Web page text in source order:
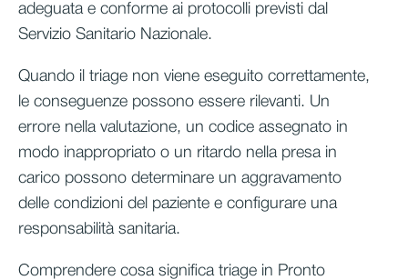
adeguata e conforme ai protocolli previsti dal
Servizio Sanitario Nazionale.
Quando il triage non viene eseguito correttamente,
le conseguenze possono essere rilevanti. Un
errore nella valutazione, un codice assegnato in
modo inappropriato o un ritardo nella presa in
carico possono determinare un aggravamento
delle condizioni del paziente e configurare una
responsabilità sanitaria.
Comprendere cosa significa triage in Pronto